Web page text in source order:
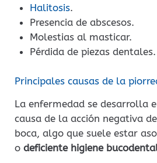
Halitosis.
Presencia de abscesos.
Molestias al masticar.
Pérdida de piezas dentales.
Principales causas de la
La enfermedad se desarrolla
causa de la acción negativa
boca, algo que suele estar
o deficiente higiene